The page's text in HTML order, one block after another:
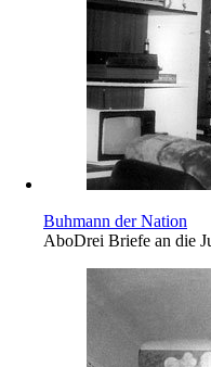
Buhmann der Nation
AboDrei Briefe an die